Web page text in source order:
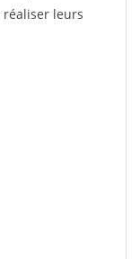
leurs